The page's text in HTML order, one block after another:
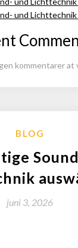
und Lichttechnik
kommentarer at
BLOG
juni 3, 2026